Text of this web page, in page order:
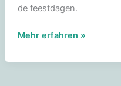
de feestdagen.
Chocoladefiguur
Mehr erfahren »